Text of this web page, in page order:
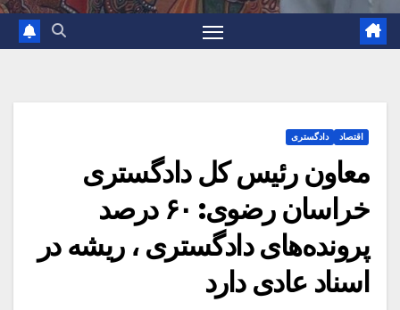
اقتصاد دادگستری
معاون رئیس کل دادگستری
خراسان رضوی: ۶۰ درصد
پرونده‌های دادگستری ، ریشه در
اسناد عادی دارد